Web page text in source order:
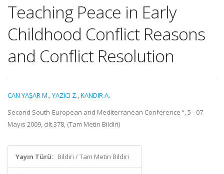
Teaching Peace in Early
Childhood Conflict Reasons
and Conflict Resolution
CAN YAŞAR M.,YAZICI Z.,KANDIR A.
Second South-European and Mediterranean Conference “, 5 - 07
Mayıs 2009, cilt.378, (Tam Metin Bildiri)
Yayın Türü: Bildiri / Tam Metin Bildiri